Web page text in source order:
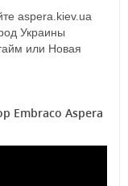
aspera.kiev.ua
Украины
или Новая
Embraco Aspera